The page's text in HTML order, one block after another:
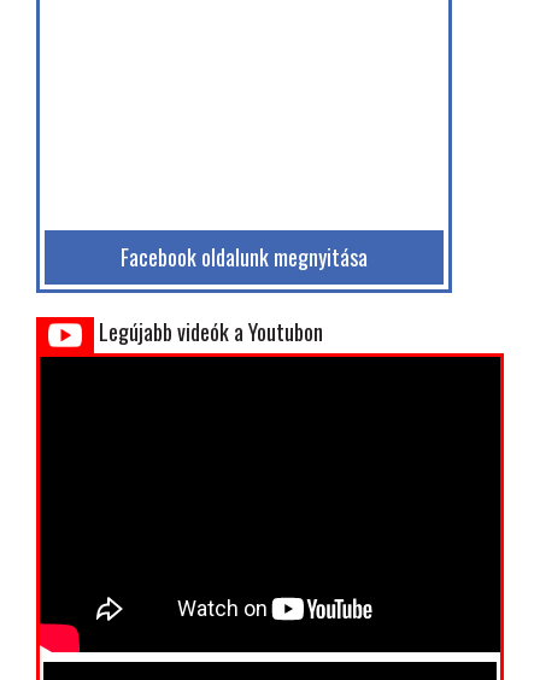
Facebook oldalunk megnyitása
Legújabb videók a Youtubon